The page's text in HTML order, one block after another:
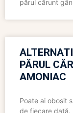
părul cărunt
PĂRUL
AMONIAC
Poate ai obosit
de fiecare dată.